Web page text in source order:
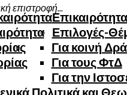
Επικαιρότητα
Επιλογές-
Για κοινή
Για τους ΦτΔ
Για την
Πολιτικά και
επιστροφή...